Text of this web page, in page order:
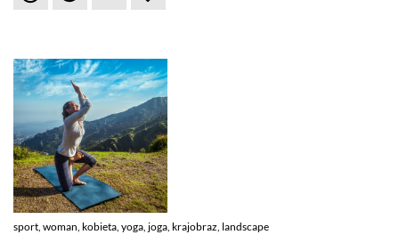
sport, woman, kobieta, yoga, joga, krajobraz, landscape